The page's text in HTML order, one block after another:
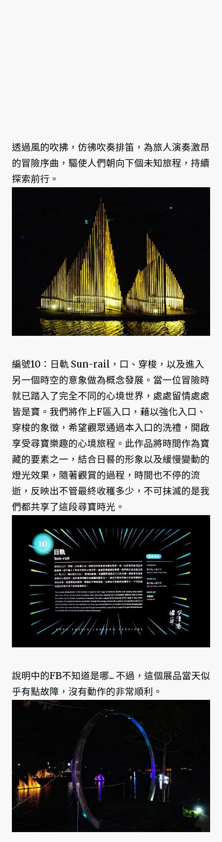
透過風的吹拂，仿彿吹奏排笛，為旅人演奏激昂
的冒險序曲，驅使人們朝向下個未知旅程，持續
探索前行。
編號10：日軌 Sun-rail，口、穿梭，以及進入
另一個時空的意象做為概念發展。當一位冒險時
就已踏入了完全不同的心境世界，處處留情處處
皆是寶。我們將作上F區入口，藉以強化入口、
穿梭的象徵，希望觀眾通過本入口的洗禮，開啟
享受尋寶樂趣的心境旅程。此作品將時間作為寶
藏的要素之一，結合日晷的形象以及緩慢變動的
燈光效果，隨著觀賞的過程，時間也不停的流
逝，反映出不管最終收穫多少，不可抹滅的是我
們都共享了這段尋寶時光。
說明中的FB不知道是哪... 不過，這個展品當天似
乎有點故障，沒有動作的非常順利。